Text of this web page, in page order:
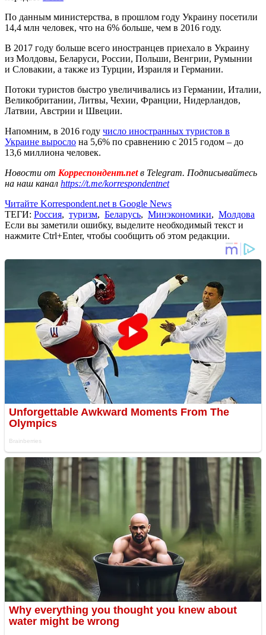
По данным министерства, в прошлом году Украину посетили
14,4 млн человек, что на 6% больше, чем в 2016 году.
В 2017 году больше всего иностранцев приехало в Украину
из Молдовы, Беларуси, России, Польши, Венгрии, Румынии
и Словакии, а также из Турции, Израиля и Германии.
Потоки туристов быстро увеличивались из Германии, Италии,
Великобритании, Литвы, Чехии, Франции, Нидерландов,
Латвии, Австрии и Швеции.
Напомним, в 2016 году число иностранных туристов в
Украине выросло на 5,6% по сравнению с 2015 годом – до
13,6 миллиона человек.
Новости от Корреспондент.netв Telegram. Подписывайтесь
на наш канал https://t.me/korrespondentnet
Читайте Korrespondent.net в Google News
ТЕГИ: Россия, туризм, Беларусь, Минэкономики, Молдова
Если вы заметили ошибку, выделите необходимый текст и
нажмите Ctrl+Enter, чтобы сообщить об этом редакции.